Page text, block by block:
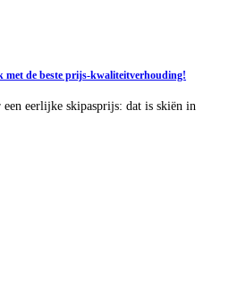
met de beste prijs-kwaliteitverhouding!
eerlijke skipasprijs: dat is skiën in